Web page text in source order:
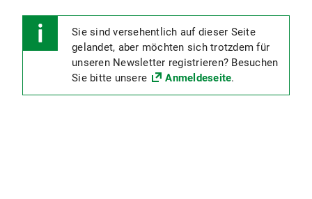
Sie sind versehentlich auf dieser Seite
gelandet, aber möchten sich trotzdem für
unseren Newsletter registrieren? Besuchen
Sie bitte unsere
Anmeldeseite.